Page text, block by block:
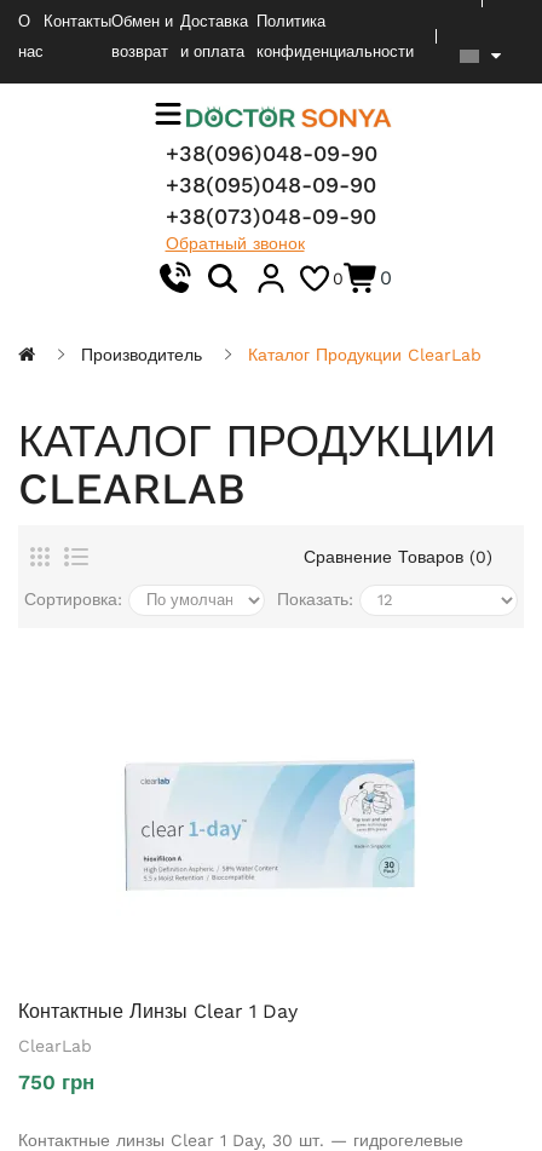
О
нас
КонтактыОбмен и
возврат
Доставка
и оплата
Политика
конфиденциальности
+38(096)048-09-90
+38(095)048-09-90
+38(073)048-09-90
Обратный звонок
0
0
Производитель Каталог Продукции ClearLab
КАТАЛОГ ПРОДУКЦИИ
CLEARLAB
Сравнение Товаров (0)
Сортировка: Показать:
Контактные Линзы Clear 1 Day
ClearLab
750 грн
Контактные линзы Clear 1 Day, 30 шт. — гидрогелевые